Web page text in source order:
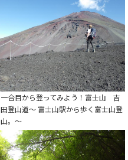
一合目から登ってみよう！富士山 吉
田登山道～ 富士山駅から歩く富士山登
山。～